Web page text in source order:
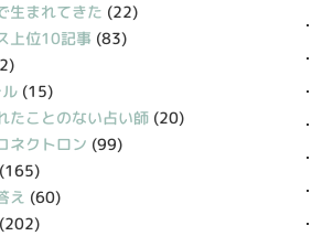
生まれてきた (22)
上位10記事 (83)
(15)
たことのない占い師 (20)
ネクトロン (99)
(165)
え (60)
(202)